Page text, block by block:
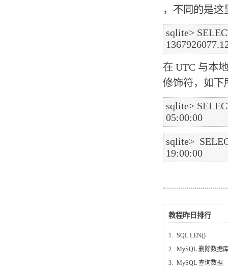
，不同的是
sqlite>
在 UTC 与本
修饰符，如下
sqlite>
sqlite>
教程昨日排行
1.
SQL LEN()
2.
MySQL 删除数据
3.
MySQL 查询数据